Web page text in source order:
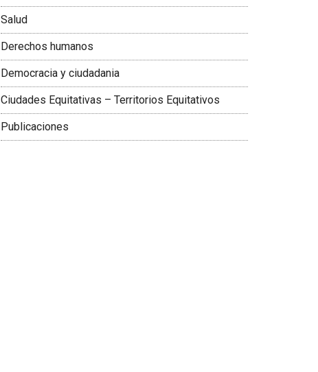
Salud
Derechos humanos
Democracia y ciudadania
Ciudades Equitativas – Territorios Equitativos
Publicaciones